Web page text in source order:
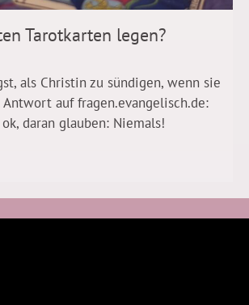
Tarotkarten legen?
als Christin zu sündigen, wenn sie
auf fragen.evangelisch.de:
daran glauben: Niemals!